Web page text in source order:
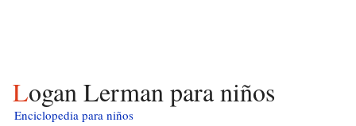
Logan Lerman para niños
Enciclopedia para niños